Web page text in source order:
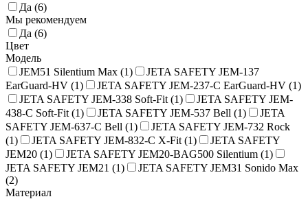
Да (6)
Мы рекомендуем
Да (6)
Цвет
Модель
JEM51 Silentium Max (1)
JETA SAFETY JEM-137
EarGuard-HV (1) JETA SAFETY JEM-237-C EarGuard-HV (1)
JETA SAFETY JEM-338 Soft-Fit (1)
JETA SAFETY JEM-
438-C Soft-Fit (1) JETA SAFETY JEM-537 Bell (1)
JETA
SAFETY JEM-637-C Bell (1)
JETA SAFETY JEM-732 Rock
(1) JETA SAFETY JEM-832-C X-Fit (1)
JETA SAFETY
JEM20 (1) JETA SAFETY JEM20-BAG500 Silentium (1)
JETA SAFETY JEM21 (1)
JETA SAFETY JEM31 Sonido Max
(2)
Материал